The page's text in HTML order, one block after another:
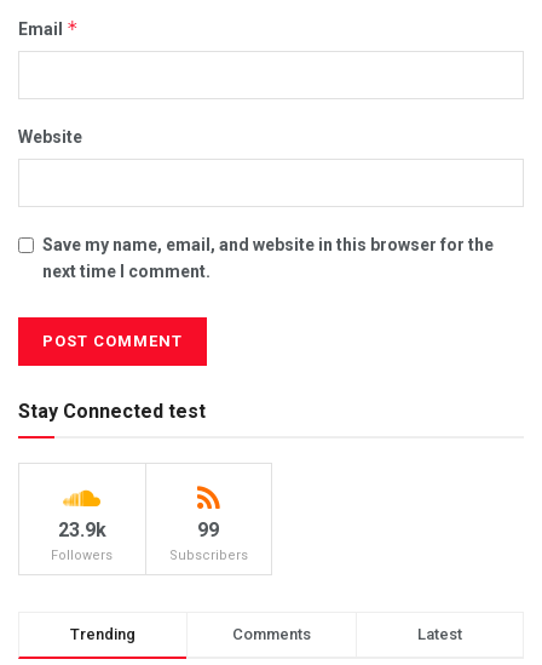
Email *
Website
Save my name, email, and website in this browser for the
next time I comment.
Stay Connected test
23.9k
Followers
99
Subscribers
Trending Comments Latest